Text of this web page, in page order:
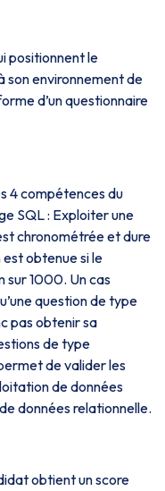
positionnent le
son environnement de
d’un questionnaire
4 compétences du
SQL : Exploiter une
chronométrée et dure
obtenue si le
sur 1000. Un cas
question de type
pas obtenir sa
de type
de valider les
de données
données relationnelle.
obtient un score